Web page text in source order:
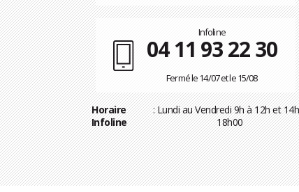
Infoline
04 11 93 22 30
Fermé le 14/07 et le 15/08
Horaire
Infoline
: Lundi au Vendredi 9h à 12h et
18h00